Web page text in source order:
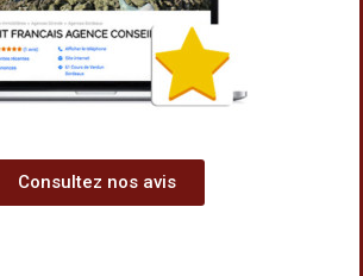
Consultez nos avis